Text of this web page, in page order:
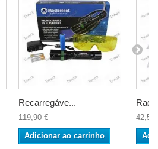
Recarregáve...
119,90 €
Adicionar ao carrinho
42,50